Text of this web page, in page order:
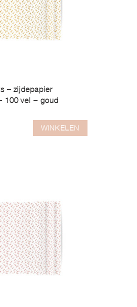
– zijdepapier
100 vel – goud
WINKELEN